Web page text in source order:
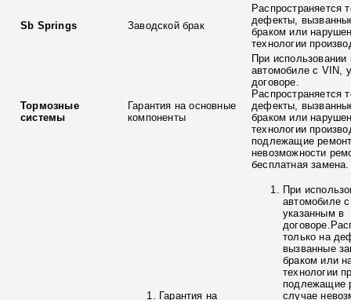
Sb Springs Заводской брак
Распространяется
дефекты,
браком или
технологии
Тормозные
системы
Гарантия на основные
компоненты
При использовании
автомобиле с VIN,
договоре.
Распространяется
дефекты,
браком или
технологии
подлежащие
невозможности
бесплатная замена.
Гарантия на
При
автомобиле
указанным в
только на
вызванные
браком или
технологии
подлежащие
случае